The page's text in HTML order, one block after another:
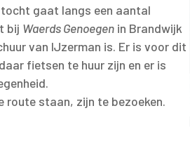
gaat langs een aantal
bij Waerds Genoegen in Brandwijk
van IJzerman is. Er is voor dit
fietsen te huur zijn en er is
route staan, zijn te bezoeken.